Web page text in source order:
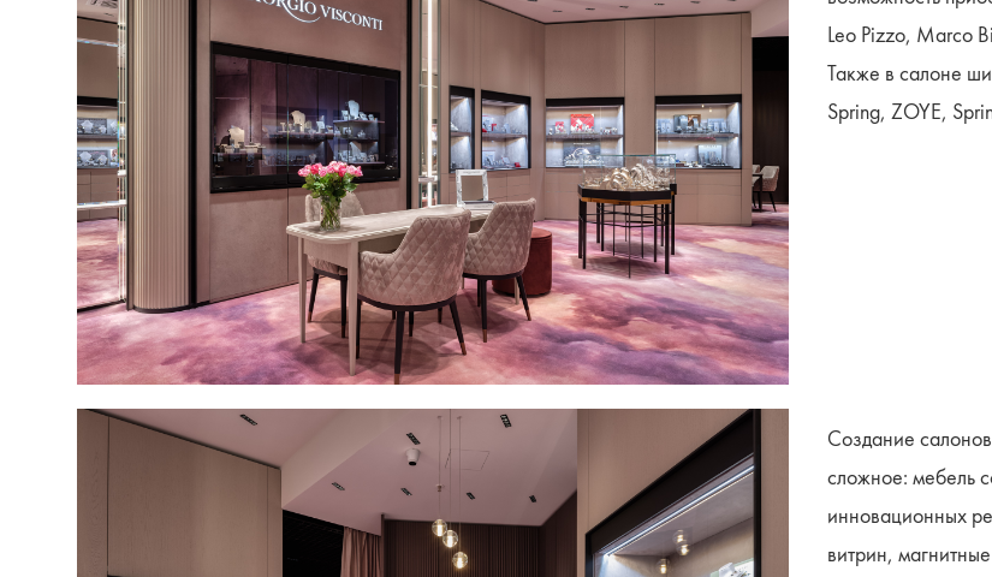
Leo Pizzo, Marco
Также в салоне
Spring, ZOYE,
Создание
сложное: мебель
инновационных
витрин,